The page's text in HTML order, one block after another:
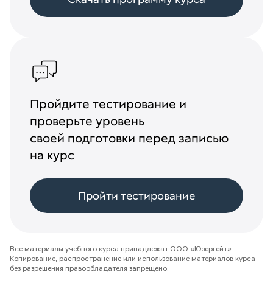
Пройдите тестирование и
проверьте уровень
своей подготовки перед записью
на курс
Пройти тестирование
Все материалы учебного курса принадлежат ООО «Юзергейт».
Копирование, распространение или использование материалов курса
без разрешения правообладателя запрещено.